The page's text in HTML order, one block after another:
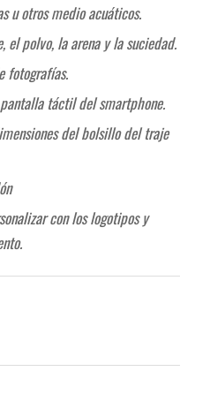
u otros medio acuáticos.
el polvo, la arena y la suciedad.
fotografías.
táctil del smartphone.
del bolsillo del traje
con los logotipos y